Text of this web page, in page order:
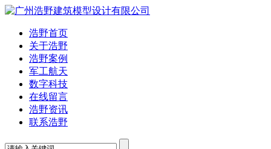
浩野首页
关于浩野
浩野案例
军工航天
数字科技
在线留言
浩野资讯
联系浩野